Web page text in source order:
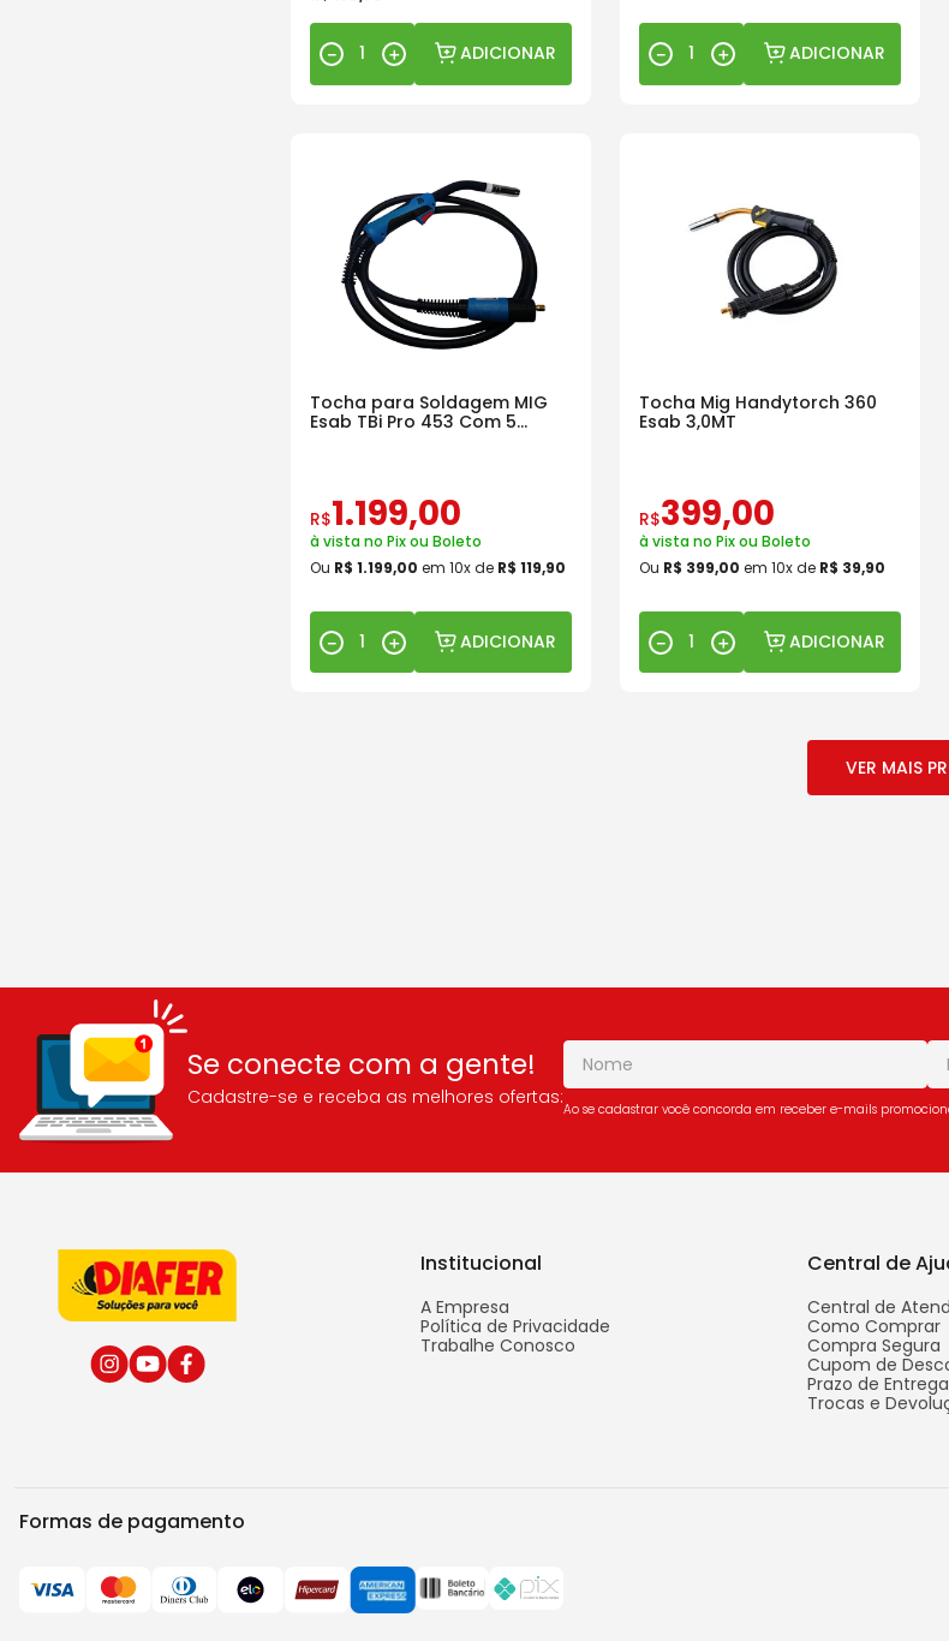
＋
－ ADICIONAR ＋
－ ADICIONAR
Tocha para Soldagem MIG
Esab TBi Pro 453 Com 5
R$1.199,00
à vista no Pix ou Boleto
Ou R$ 1.199,00 em 10x de R$ 119,90
＋
－ ADICIONAR
Tocha Mig Handytorch 360
Esab 3,0MT
R$399,00
à vista no Pix ou Boleto
Ou R$ 399,00 em 10x de R$ 39,90
＋
－ ADICIONAR
Se conecte com a gente!
Cadastre-se e receba as melhores ofertas:
Ao se cadastrar você concorda em receber e-mails
Institucional
A Empresa
Política de Privacidade
Trabalhe Conosco
Central de
Central de
Como Comprar
Compra Segura
Cupom de
Prazo de Entrega
Trocas e
Formas de pagamento